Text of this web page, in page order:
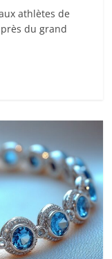
athlètes de
du grand